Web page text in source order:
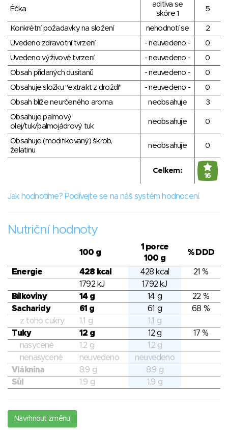
Éčka
aditiva se
skóre 1
5
Konkrétní požadavky na složení nehodnotí se
2
Uvedeno zdravotní tvrzení
- neuvedeno -
0
Uvedeno výživové tvrzení
- neuvedeno -
0
Obsah přidaných dusitanů
- neuvedeno -
0
Obsahuje složku "extrakt z droždí"
- neuvedeno -
0
Obsah blíže neurčeného aroma
neobsahuje
3
Obsahuje palmový
olej/tuk/palmojádrový tuk
neobsahuje 0
Obsahuje (modifikovaný) škrob,
želatinu
neobsahuje 0
Celkem:
16
Jak hodnotíme? Podívejte se na náš systém hodnocení.
Nutriční hodnoty
100 g
1 porce
100 g
% DDD
Energie 428 kcal 428 kcal
21 %
1792 kJ
1792 kJ
Bílkoviny
14 g 14 g
22 %
Sacharidy
61 g 61 g
68 %
z toho cukry
1.1 g
1.1 g
Tuky
12 g 12 g
17 %
nasycené
1.2 g
1.2 g
nenasycené
neuvedeno
neuvedeno
Vláknina
8.9 g
8.9 g
Sůl
1.9 g 1.9 g
Navrhnout změnu